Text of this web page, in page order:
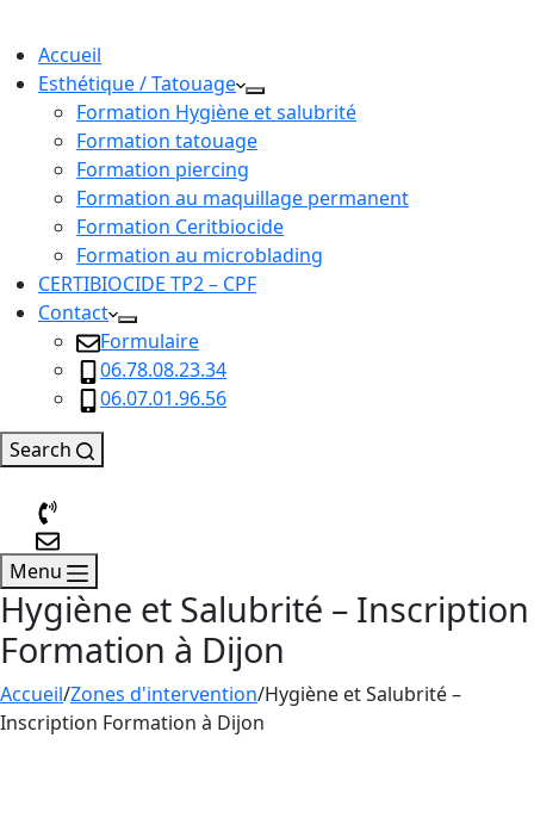
Accueil
Esthétique / Tatouage
Formation Hygiène et salubrité
Formation tatouage
Formation piercing
Formation au maquillage permanent
Formation Ceritbiocide
Formation au microblading
CERTIBIOCIDE TP2 – CPF
Contact
Formulaire
06.78.08.23.34
06.07.01.96.56
Search
Menu
Hygiène et Salubrité – Inscription
Formation à Dijon
Accueil/Zones d'intervention/Hygiène et Salubrité –
Inscription Formation à Dijon